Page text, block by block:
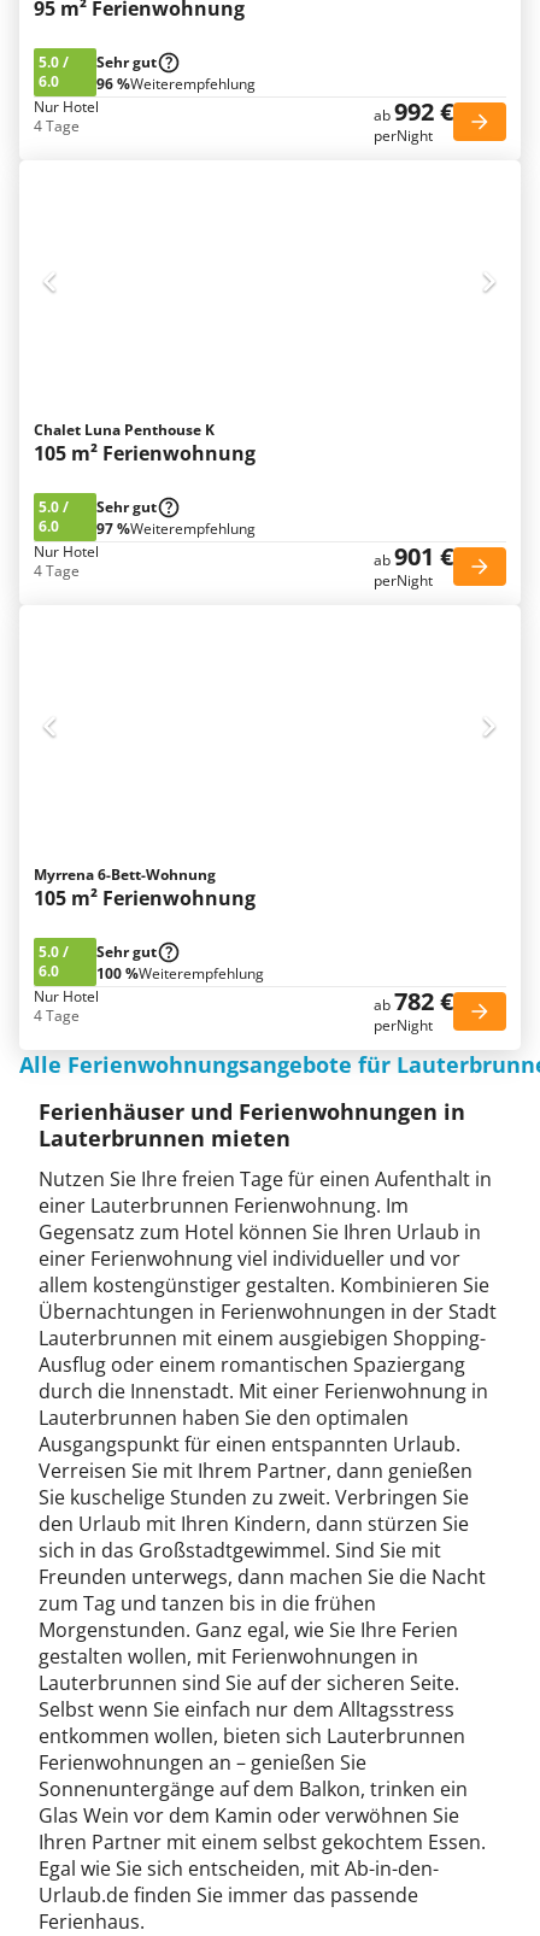
95 m² Ferienwohnung
5.0/
6.0
Sehr gut
96 %Weiterempfehlung
Nur Hotel
4 Tage
ab992 €
perNight
Chalet Luna Penthouse K
105 m² Ferienwohnung
5.0/
6.0
Sehr gut
97 %Weiterempfehlung
Nur Hotel
4 Tage
ab901 €
perNight
Myrrena 6-Bett-Wohnung
105 m² Ferienwohnung
5.0/
6.0
Sehr gut
100 %Weiterempfehlung
Nur Hotel
4 Tage
ab782 €
perNight
Alle Ferienwohnungsangebote für
Ferienhäuser und Ferienwohnungen in
Lauterbrunnen mieten
Nutzen Sie Ihre freien Tage für einen Aufenthalt in
einer Lauterbrunnen Ferienwohnung. Im
Gegensatz zum Hotel können Sie Ihren Urlaub in
einer Ferienwohnung viel individueller und vor
allem kostengünstiger gestalten. Kombinieren Sie
Übernachtungen in Ferienwohnungen in der Stadt
Lauterbrunnen mit einem ausgiebigen Shopping-
Ausflug oder einem romantischen Spaziergang
durch die Innenstadt. Mit einer Ferienwohnung in
Lauterbrunnen haben Sie den optimalen
Ausgangspunkt für einen entspannten Urlaub.
Verreisen Sie mit Ihrem Partner, dann genießen
Sie kuschelige Stunden zu zweit. Verbringen Sie
den Urlaub mit Ihren Kindern, dann stürzen Sie
sich in das Großstadtgewimmel. Sind Sie mit
Freunden unterwegs, dann machen Sie die Nacht
zum Tag und tanzen bis in die frühen
Morgenstunden. Ganz egal, wie Sie Ihre Ferien
gestalten wollen, mit Ferienwohnungen in
Lauterbrunnen sind Sie auf der sicheren Seite.
Selbst wenn Sie einfach nur dem Alltagsstress
entkommen wollen, bieten sich Lauterbrunnen
Ferienwohnungen an – genießen Sie
Sonnenuntergänge auf dem Balkon, trinken ein
Glas Wein vor dem Kamin oder verwöhnen Sie
Ihren Partner mit einem selbst gekochtem Essen.
Egal wie Sie sich entscheiden, mit Ab-in-den-
Urlaub.de finden Sie immer das passende
Ferienhaus.